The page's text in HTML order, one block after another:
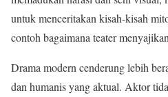
untuk menceritakan kisah-kisah
contoh bagaimana teater
Drama modern cenderung lebih
dan humanis yang aktual. Aktor